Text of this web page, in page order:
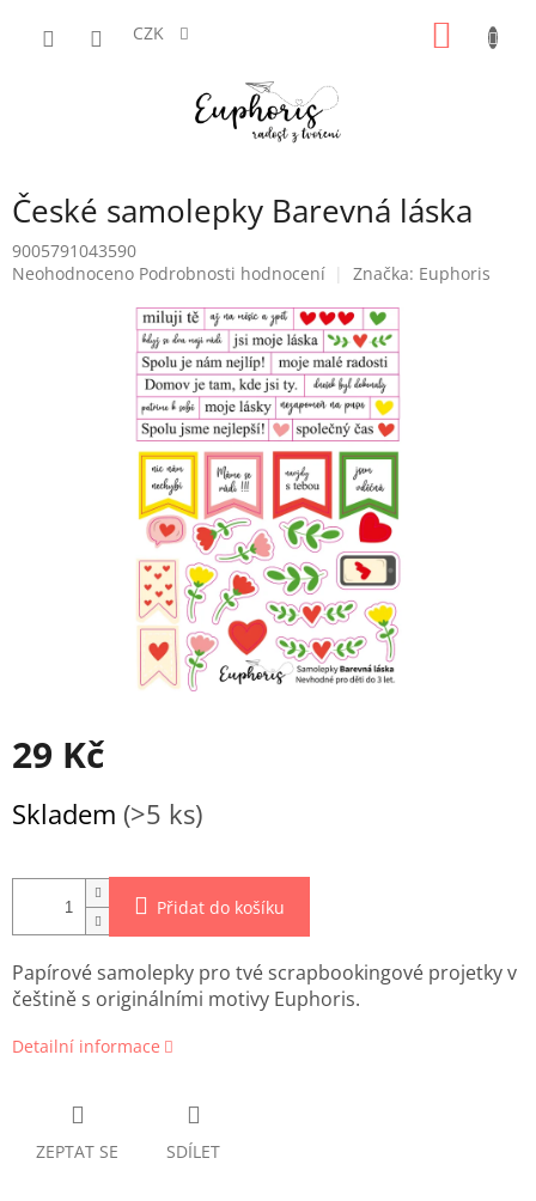
CZK
České samolepky Barevná láska
9005791043590
Průměrné
Neohodnoceno Podrobnosti hodnocení Značka: Euphoris
29 Kč
cena:
Skladem (>5 ks)
Přidat do košíku
Papírové samolepky pro tvé scrapbookingové projetky v
češtině s originálními motivy Euphoris.
Detailní informace
ZEPTAT SE SDÍLET